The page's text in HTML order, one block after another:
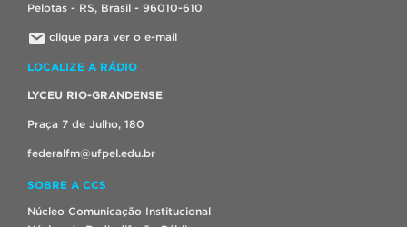
Pelotas - RS, Brasil - 96010-610
clique para ver o e-mail
LOCALIZE A RÁDIO
LYCEU RIO-GRANDENSE
Praça 7 de Julho, 180
federalfm@ufpel.edu.br
SOBRE A CCS
Núcleo Comunicação Institucional